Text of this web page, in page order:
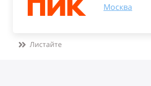
Москва
Листайте